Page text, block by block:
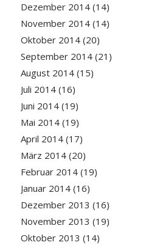
Dezember 2014(14)
November 2014(14)
Oktober 2014(20)
September 2014(21)
August 2014(15)
Juli 2014(16)
Juni 2014(19)
Mai 2014(19)
April 2014(17)
März 2014(20)
Februar 2014(19)
Januar 2014(16)
Dezember 2013 (16)
November 2013 (19)
Oktober 2013 (14)